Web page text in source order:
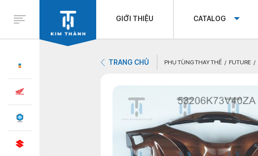
GIỚI THIỆU CATALOG
TRANG CHỦ PHỤ TÙNG THAY THẾ FUTURE